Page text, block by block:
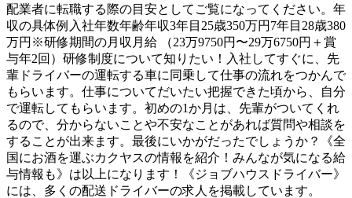
配業者に転職する際の目安としてご覧になってください。年
収の具体例入社年数年齢年収3年目25歳350万円7年目28歳380
万円※研修期間の月収月給 （23万9750円〜29万6750円＋賞
与年2回）研修制度について知りたい！入社してすぐに、先
輩ドライバーの運転する車に同乗して仕事の流れをつかんで
もらいます。仕事についてだいたい把握できた頃から、自分
で運転してもらいます。初めの1か月は、先輩がついてくれ
るので、分からないことや不安なことがあれば質問や相談を
することが出来ます。最後にいかがだったでしょうか？《全
国にお酒を運ぶカクヤスの情報を紹介！みんなが気になる給
与情報も》は以上になります！《ジョブハウスドライバー》
には、多くの配送ドライバーの求人を掲載しています。